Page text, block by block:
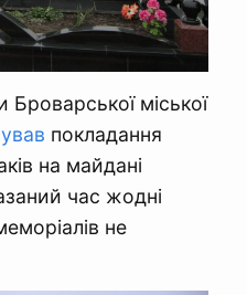
Броварської міської
покладання
на майдані
час жодні
не